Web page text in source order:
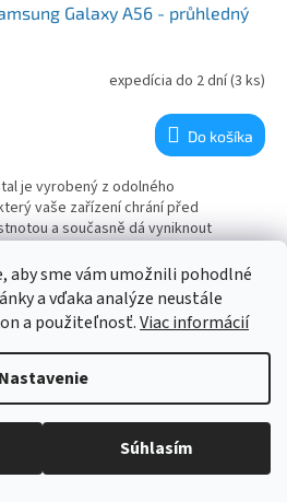
aby sme vám umožnili pohodlné
a vďaka analýze neustále
a použiteľnosť.Viac informácií
Nastavenie
Súhlasím
Galaxy A56 - průhledný
expedícia do 2 dní(3 ks)
Do košíka
je vyrobený z odolného
vaše zařízení chrání před
a současně dá vyniknout
Ovládacie prvky výpisu
24 ĎALŠÍCH
1 8
položiek celkom
HORE